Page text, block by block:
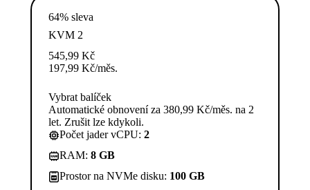
64% sleva
KVM 2
545,99 Kč
197,99 Kč/měs.
Vybrat balíček
Automatické obnovení za 380,99 Kč/měs. na 2
let. Zrušit lze kdykoli.
Počet jader vCPU: 2
RAM: 8 GB
Prostor na NVMe disku: 100 GB